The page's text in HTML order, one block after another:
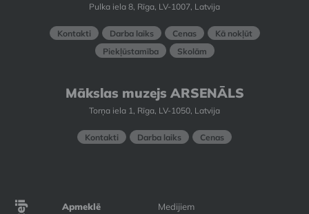
Pulka iela 8, Rīga, LV-1007, Latvija
Kontakti Darba laiks Cenas
Kā nokļūt
Piekļūstamība
Skolām
Mākslas muzejs ARSENĀLS
Torņa iela 1, Rīga, LV-1050, Latvija
Kontakti Darba laiks Cenas
Apmeklē Medijiem